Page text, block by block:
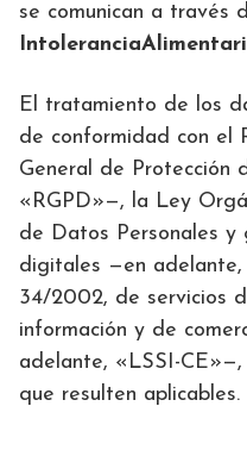
se comunican a través
El tratamiento de los
de conformidad con el
General de Protección
«RGPD»—, la Ley
de Datos Personales y
digitales —en
34/2002, de servicios
información y de
adelante, «LSSI-
que resulten aplicables.